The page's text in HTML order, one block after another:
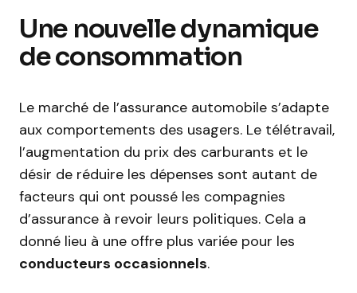
Une nouvelle dynamique
de consommation
Le marché de l’assurance automobile s’adapte
aux comportements des usagers. Le télétravail,
l’augmentation du prix des carburants et le
désir de réduire les dépenses sont autant de
facteurs qui ont poussé les compagnies
d’assurance à revoir leurs politiques. Cela a
donné lieu à une offre plus variée pour les
conducteurs occasionnels.